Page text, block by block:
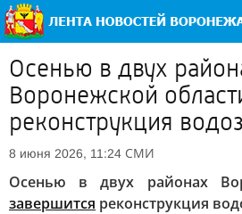
Осенью в двух
Воронежской
реконструкция
8 июня 2026, 11:24 СМИ
Осенью в двух районах
завершится реконструкция